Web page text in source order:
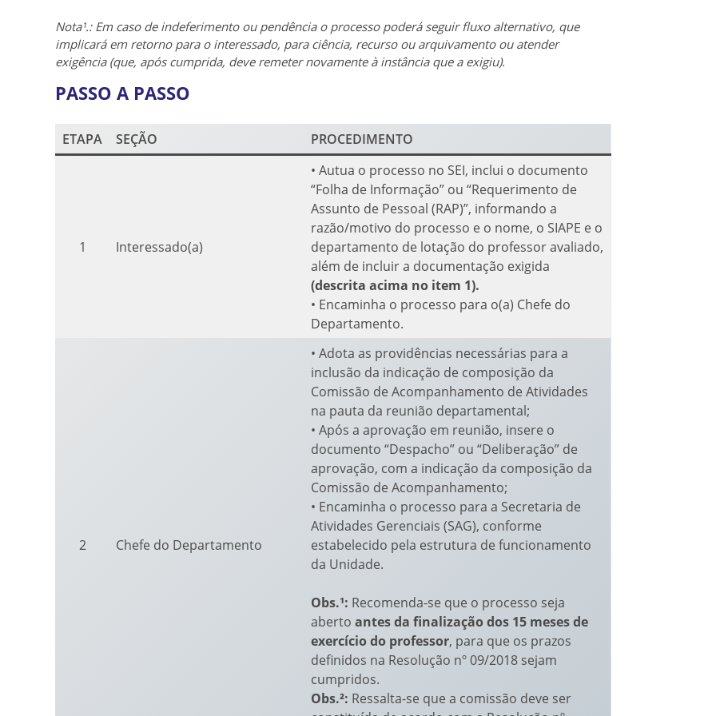
Nota¹.: Em caso de indeferimento ou pendência o processo poderá seguir fluxo alternativo, que
implicará em retorno para o interessado, para ciência, recurso ou arquivamento ou atender
exigência (que, após cumprida, deve remeter novamente à instância que a exigiu).
PASSO A PASSO
ETAPA SEÇÃO PROCEDIMENTO
1 Interessado(a)
• Autua o processo no SEI, inclui o documento
“Folha de Informação” ou “Requerimento de
Assunto de Pessoal (RAP)”, informando a
razão/motivo do processo e o nome, o SIAPE e o
departamento de lotação do professor avaliado,
além de incluir a documentação exigida
(descrita acima no item 1).
• Encaminha o processo para o(a) Chefe do
Departamento.
2 Chefe do Departamento
• Adota as providências necessárias para a
inclusão da indicação de composição da
Comissão de Acompanhamento de Atividades
na pauta da reunião departamental;
• Após a aprovação em reunião, insere o
documento “Despacho” ou “Deliberação” de
aprovação, com a indicação da composição da
Comissão de Acompanhamento;
• Encaminha o processo para a Secretaria de
Atividades Gerenciais (SAG), conforme
estabelecido pela estrutura de funcionamento
da Unidade.
Obs.¹: Recomenda-se que o processo seja
aberto antes da finalização dos 15 meses de
exercício do professor, para que os prazos
definidos na Resolução nº 09/2018 sejam
cumpridos.
Obs.²: Ressalta-se que a comissão deve ser